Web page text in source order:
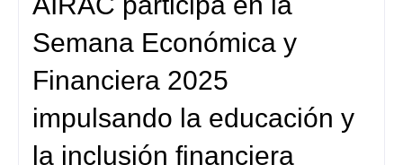
Semana Económica y
Financiera 2025
impulsando la educación y
la inclusión financiera